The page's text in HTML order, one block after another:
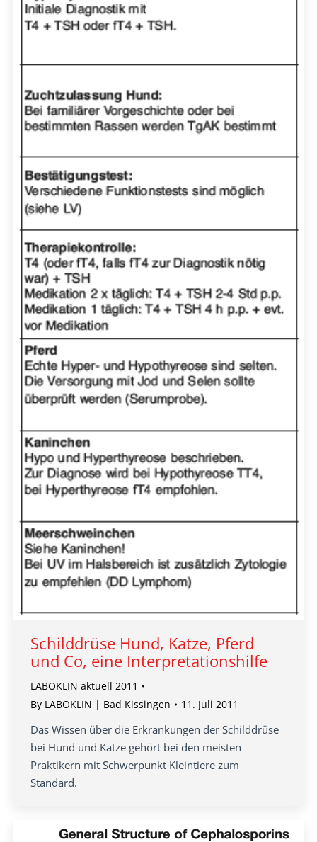
Schilddrüse Hund, Katze, Pferd
und Co, eine Interpretationshilfe
LABOKLIN aktuell 2011
By LABOKLIN | Bad Kissingen 11. Juli 2011
Das Wissen über die Erkrankungen der Schilddrüse
bei Hund und Katze gehört bei den meisten
Praktikern mit Schwerpunkt Kleintiere zum
Standard.